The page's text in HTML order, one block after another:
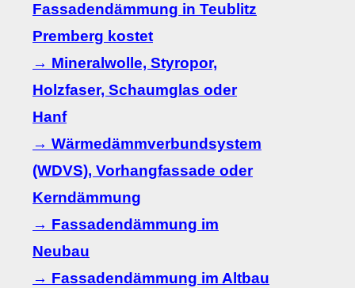
Fassadendämmung in Teublitz
Premberg kostet
→ Mineralwolle, Styropor,
Holzfaser, Schaumglas oder
Hanf
→ Wärmedämmverbundsystem
(WDVS), Vorhangfassade oder
Kerndämmung
→ Fassadendämmung im
Neubau
→ Fassadendämmung im Altbau